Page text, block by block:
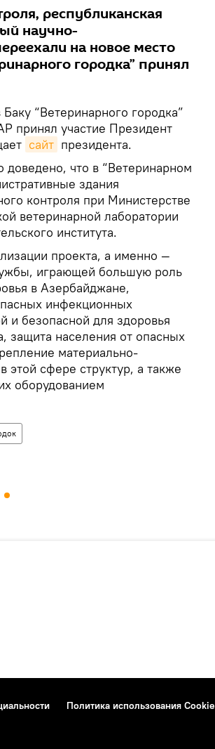
республиканская
научно-
на новое место
городка” принял
“Ветеринарного городка”
принял участие Президент
сайт президента.
доведено, что в “Ветеринарном
здания
контроля при Министерстве
ветеринарной лаборатории
института.
проекта, а именно —
играющей большую роль
в Азербайджане,
инфекционных
и безопасной для здоровья
защита населения от опасных
материально-
этой сфере структур, а также
оборудованием
Политика использования Cookie